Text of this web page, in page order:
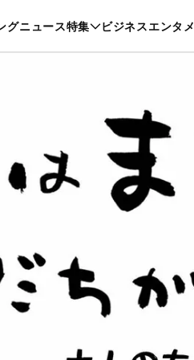
グニュース特集 ビジネスエンタメ
ポーツ ヘルスケア 美容 グルメ